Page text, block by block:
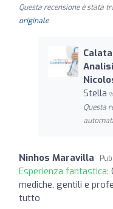
Questa recensione è stata
originale
Stella
Questa
Ninhos Maravilla
Esperienza fantastica:
mediche, gentili e
tutto